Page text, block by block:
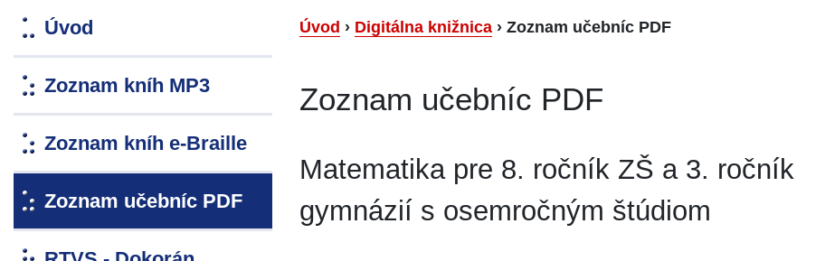
Úvod
Zoznam kníh MP3
Zoznam kníh e-Braille
Zoznam učebníc PDF
Úvod › Digitálna knižnica › Zoznam učebníc PDF
Zoznam učebníc PDF
Matematika pre 8. ročník ZŠ a 3. ročník
gymnázií s osemročným štúdiom